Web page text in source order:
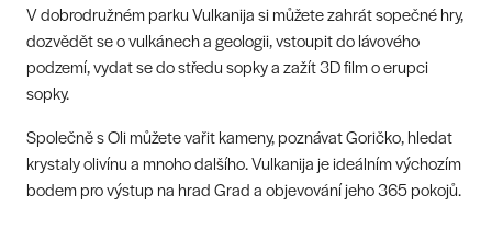
V dobrodružném parku Vulkanija si můžete zahrát sopečné hry,
dozvědět se o vulkánech a geologii, vstoupit do lávového
podzemí, vydat se do středu sopky a zažít 3D film o erupci
sopky.
Společně s Oli můžete vařit kameny, poznávat Goričko, hledat
krystaly olivínu a mnoho dalšího. Vulkanija je ideálním výchozím
bodem pro výstup na hrad Grad a objevování jeho 365 pokojů.